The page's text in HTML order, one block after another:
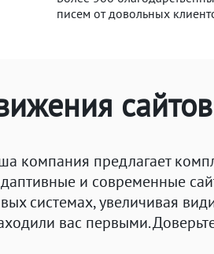
писем от довольных
сайтов
компания предлагает
и современные
системах, увеличивая
вас первыми.